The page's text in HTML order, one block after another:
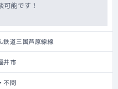
可能です！
鉄道三国芦原線線
井市
不問